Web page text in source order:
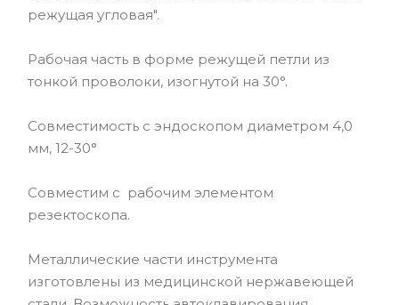
режущая угловая".
Рабочая часть в форме режущей петли из
тонкой проволоки, изогнутой на 30°.
Совместимость с эндоскопом диаметром 4,0
мм, 12-30°
Совместим с рабочим элементом
резектоскопа.
Металлические части инструмента
изготовлены из медицинской нержавеющей